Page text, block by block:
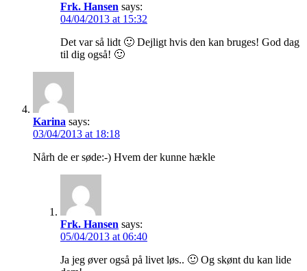
Frk. Hansen says:
04/04/2013 at 15:32
Det var så lidt 🙂 Dejligt hvis den kan bruges! God dag
til dig også! 🙂
Karina says:
03/04/2013 at 18:18
Nårh de er søde:-) Hvem der kunne hækle
Frk. Hansen says:
05/04/2013 at 06:40
Ja jeg øver også på livet løs.. 🙂 Og skønt du kan lide